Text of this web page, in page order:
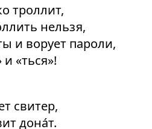
троллит,
нельзя,
и ворует пароли,
и «ться»!
свитер,
дона́т.